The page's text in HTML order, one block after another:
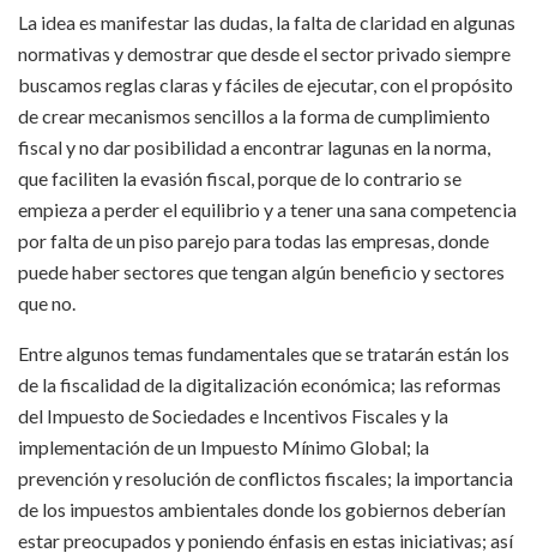
La idea es manifestar las dudas, la falta de claridad en algunas
normativas y demostrar que desde el sector privado siempre
buscamos reglas claras y fáciles de ejecutar, con el propósito
de crear mecanismos sencillos a la forma de cumplimiento
fiscal y no dar posibilidad a encontrar lagunas en la norma,
que faciliten la evasión fiscal, porque de lo contrario se
empieza a perder el equilibrio y a tener una sana competencia
por falta de un piso parejo para todas las empresas, donde
puede haber sectores que tengan algún beneficio y sectores
que no.
Entre algunos temas fundamentales que se tratarán están los
de la fiscalidad de la digitalización económica; las reformas
del Impuesto de Sociedades e Incentivos Fiscales y la
implementación de un Impuesto Mínimo Global; la
prevención y resolución de conflictos fiscales; la importancia
de los impuestos ambientales donde los gobiernos deberían
estar preocupados y poniendo énfasis en estas iniciativas; así